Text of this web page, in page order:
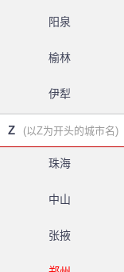
阳泉
榆林
伊犁
Z (以Z为开头的城市名)
珠海
中山
张掖